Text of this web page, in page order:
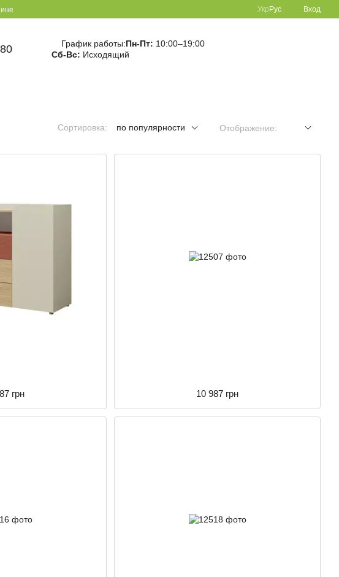
Укр Рус Вход
График работы:Пн-Пт: 10:00–19:00
Сб-Вс: Исходящий
Сортировка: по популярности Отображение:
грн 10 987 грн